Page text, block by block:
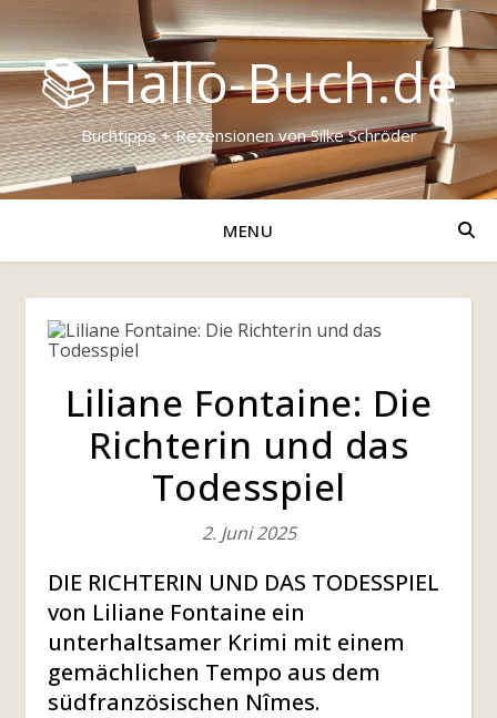
📚Hallo-Buch.de
Buchtipps + Rezensionen von Silke Schröder
MENU
Liliane Fontaine: Die
Richterin und das
Todesspiel
2. Juni 2025
DIE RICHTERIN UND DAS TODESSPIEL
von Liliane Fontaine ein
unterhaltsamer Krimi mit einem
gemächlichen Tempo aus dem
südfranzösischen Nîmes.